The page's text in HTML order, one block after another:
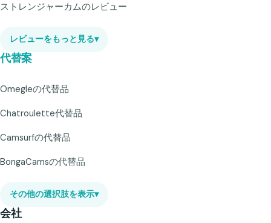
ストレンジャーカムのレビュー
レビューをもっと見る▾
代替案
Omegleの代替品
Chatroulette代替品
Camsurfの代替品
BongaCamsの代替品
その他の選択肢を表示▾
会社